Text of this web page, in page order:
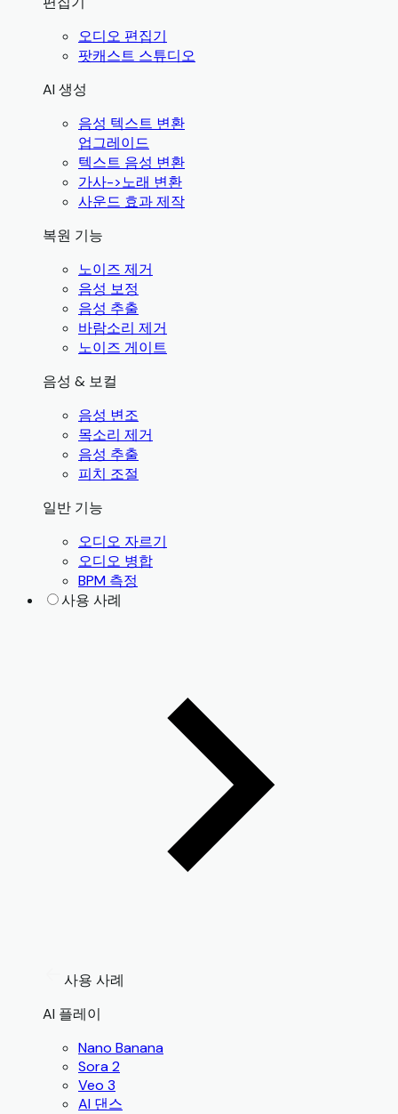
오디오 편집기
팟캐스트 스튜디오
AI 생성
음성 텍스트 변환
업그레이드
텍스트 음성 변환
가사->노래 변환
사운드 효과 제작
복원 기능
노이즈 제거
음성 보정
음성 추출
바람소리 제거
노이즈 게이트
음성 & 보컬
음성 변조
목소리 제거
음성 추출
피치 조절
일반 기능
오디오 자르기
오디오 병합
BPM 측정
사용 사례
사용 사례
AI 플레이
Nano Banana
Sora 2
Veo 3
AI 댄스